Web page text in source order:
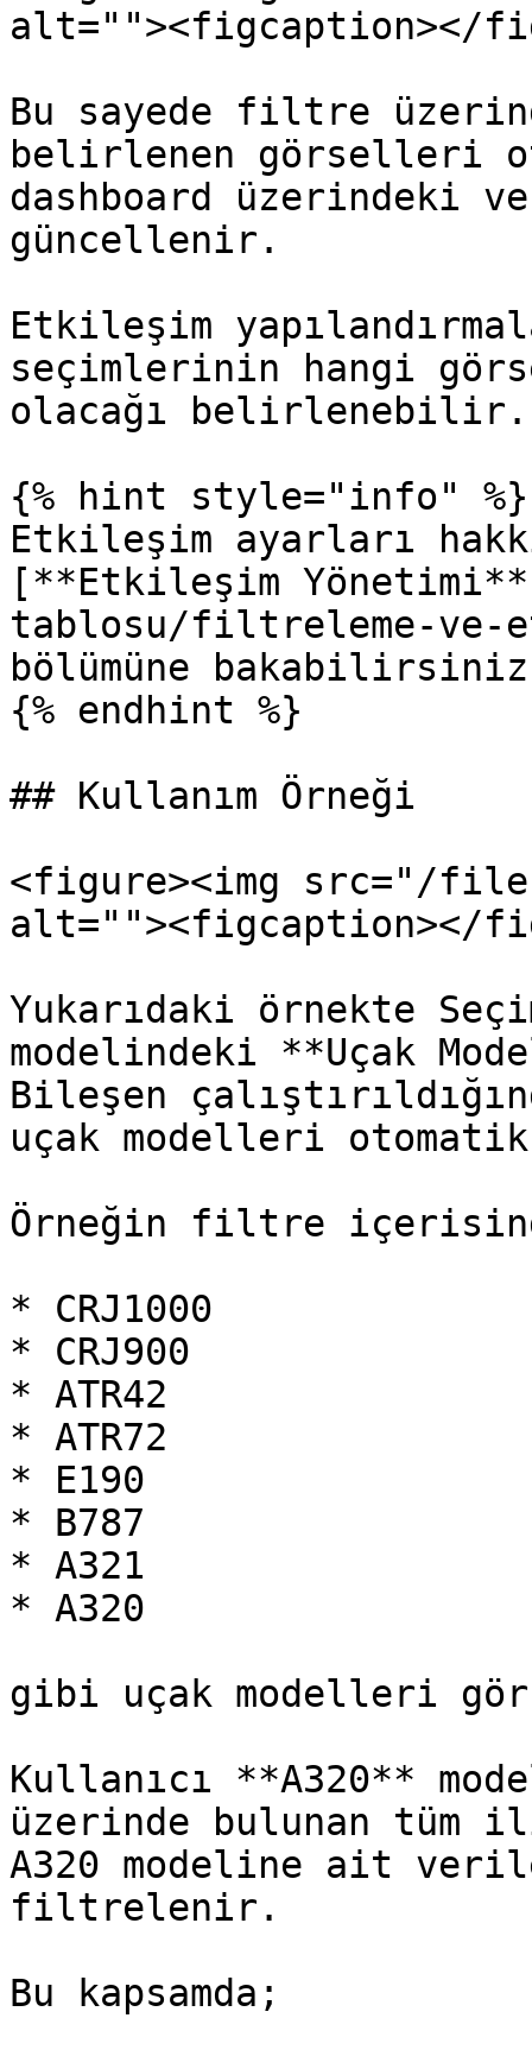
alt=""><figcaption></
Bu sayede filtre
belirlenen görselleri
dashboard üzerindeki
güncellenir.
Etkileşim
seçimlerinin hangi
olacağı belirlenebilir.
{% hint style="info" %}
Etkileşim ayarları
[**Etkileşim
tablosu/filtreleme-ve-
bölümüne
{% endhint %}
## Kullanım Örneği
<figure><img src="/
alt=""><figcaption></
Yukarıdaki örnekte
modelindeki **Uçak
Bileşen
uçak modelleri
Örneğin filtre
* CRJ1000
* CRJ900
* ATR42
* ATR72
* E190
* B787
* A321
* A320
gibi uçak modelleri
Kullanıcı **A320**
üzerinde bulunan
A320 modeline ait
filtrelenir.
Bu kapsamda;